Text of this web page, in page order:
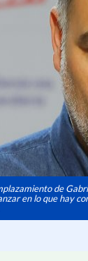
de
en lo que hay